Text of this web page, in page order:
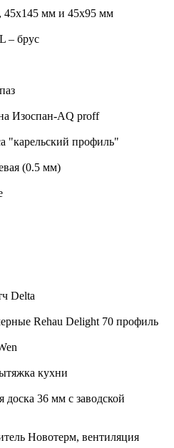
45х145 мм и 45х95 мм
– брус
Изоспан-AQ proff
"карельский профиль"
(0.5 мм)
Delta
Rehau Delight 70 профиль
кухни
доска 36 мм с заводской
Новотерм, вентиляция